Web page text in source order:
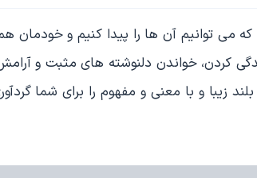
که می توانیم آن ها را پیدا کنیم و خودمان
کردن، خواندن دلنوشته های مثبت و
زیبا و با معنی و مفهوم را برای شما